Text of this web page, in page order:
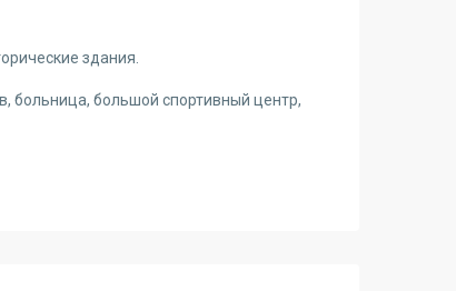
здания.
больница, большой спортивный центр,